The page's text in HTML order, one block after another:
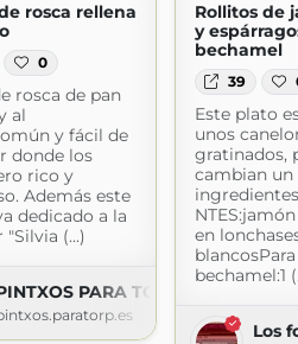
rosca rellena
0
rosca de pan
al
y fácil de
donde los
rico y
Además este
dedicado a la
(...)
PARA TORPES.
Rollitos de
y
bechamel
39
Este plato
unos
gratinados,
cambian un
en
bechamel:1
Los